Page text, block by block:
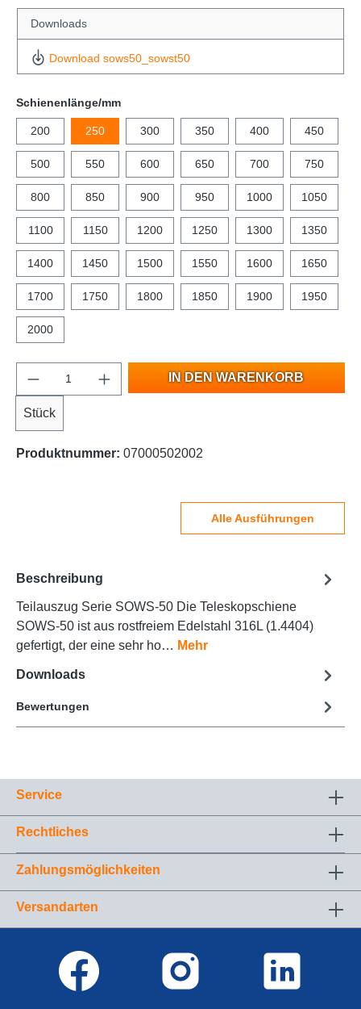
Downloads
Download sows50_sowst50
Schienenlänge/mm
200 250 300 350 400 450
500 550 600 650 700 750
800 850 900 950 1000 1050
1100 1150 1200 1250 1300 1350
1400 1450 1500 1550 1600 1650
1700 1750 1800 1850 1900 1950
2000
Stück
IN DEN WARENKORB
Produktnummer: 07000502002
Alle Ausführungen
Beschreibung
Teilauszug Serie SOWS-50 Die Teleskopschiene
SOWS-50 ist aus rostfreiem Edelstahl 316L (1.4404)
gefertigt, der eine sehr ho… Mehr
Downloads
Bewertungen
Service
Rechtliches
Zahlungsmöglichkeiten
Versandarten